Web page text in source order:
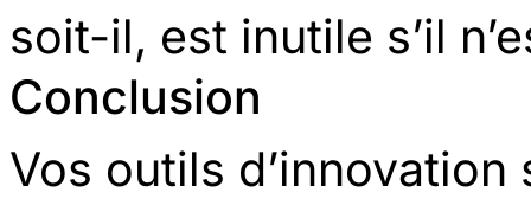
soit-il, est inutile s’il
Conclusion
Vos outils